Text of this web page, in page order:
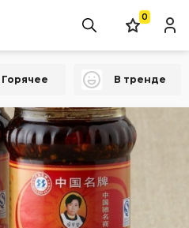
0
Горячее В тренде